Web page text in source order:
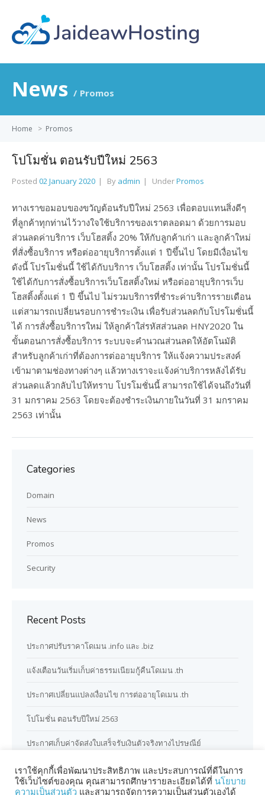
News Promos
Home > Promos
โปโมชั่น ตอนรับปีใหม่ 2563
Posted 02 January 2020 By admin UnderPromos
ทางเราขอมอบของขวัญต้อนรับปีใหม่ 2563 เพื่อตอบแทนสิ่งดีๆ
ที่ลูกค้าทุกท่านไว้วางใจใช้บริการของเราตลอดมา ด้วยการมอบ
ส่วนลดค่าบริการ เว็บโฮสติ้ง 20% ให้กับลูกค้าเก่า และลูกค้าใหม่
ที่สั่งซื้อบริการ หรือต่ออายุบริการตั้งแต่ 1 ปีขึ้นไป โดยมีเงื่อนไข
ดังนี้ โปรโมชั่นนี้ ใช้ได้กับบริการ เว็บโฮสติ้ง เท่านั้น โปรโมชั่นนี้
ใช้ได้กับการสั่งซื้อบริการเว็บโฮสติ้งใหม่ หรือต่ออายุบริการเว็บ
โฮสติ้งตั้งแต่ 1 ปี ขึ้นไป ไม่รวมบริการที่ชำระค่าบริการรายเดือน
แต่สามารถเปลี่ยนรอบการชำระเงิน เพื่อรับส่วนลดกับโปรโมชั่นนี้
ได้ การสั่งซื้อบริการใหม่ ให้ลูกค้าใส่รหัสส่วนลด HNY2020 ใน
ขั้นตอนการสั่งซื้อบริการ ระบบจะคำนวณส่วนลดให้อัตโนมัติ
สำหรับลูกค้าเก่าที่ต้องการต่ออายุบริการ ให้แจ้งความประสงค์
เข้ามาตามช่องทางต่างๆ แล้วทางเราจะแจ้งค่าบริการหลังได้รับ
ส่วนลดแล้วกลับไปให้ทราบ โปรโมชั่นนี้ สามารถใช้ได้จนถึงวันที่
31 มกราคม 2563 โดยจะต้องชำระเงินภายในวันที่ 31 มกราคม
2563 เท่านั้น
Categories
Domain
News
Promos
Security
Recent Posts
ประกาศปรับราคาโดเมน .info และ .biz
แจ้งเตือนวันเริ่มเก็บค่าธรรมเนียมกู้คืนโดเมน .th
ประกาศเปลี่ยนแปลงเงื่อนไข การต่ออายุโดเมน .th
โปโมชั่น ตอนรับปีใหม่ 2563
ประกาศเก็บค่าจัดส่งใบเสร็จรับเงินตัวจริงทางไปรษณีย์
เราใช้คุกกี้เพื่อพัฒนาประสิทธิภาพ และประสบการณ์ที่ดีในการ
ใช้เว็บไซต์ของคุณ คุณสามารถศึกษารายละเอียดได้ที่ นโยบาย
ความเป็นส่วนตัว และสามารถจัดการความเป็นส่วนตัวเองได้